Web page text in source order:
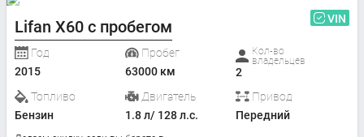
Lifan X60 с пробегом VIN
Год
2015
Пробег
63000 км
Кол-во
владельцев
2
Топливо
Бензин
Двигатель
1.8 л/ 128 л.с.
Привод
Передний